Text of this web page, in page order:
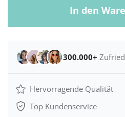
In den
300.000+
Hervorragende Qualität
Top Kundenservice